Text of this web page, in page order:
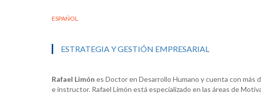
ESPAÑOL
ESTRATEGIA Y GESTIÓN EMPRESARIAL
Rafael Limón es Doctor en Desarrollo Humano y cuenta con
e instructor. Rafael Limón está especializado en las áreas de